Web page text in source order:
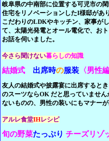
岐阜県の中南部に位置する可児市の
住宅をリノベーションしたI様邸があ
こだわりのLDKやキッチン、家事が
て、太陽光発電とオール電化で、お
お話を伺いました。
今さら聞けない暮らしの知識
結婚式 出席時の服装 〈男性編
友人の結婚式や披露宴に出席すると
のスーツならOK だと思っていませ
ないものの、男性の装いにもマナーが
アルレ食堂IHレシピ
旬の野菜たっぷり チーズリゾ